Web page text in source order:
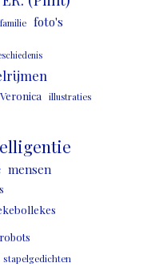
familie foto's
illustraties
mensen
robots
stapelgedichten